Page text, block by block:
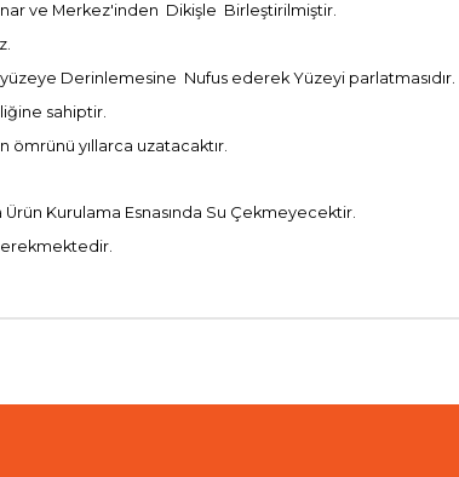
ve Merkez'inden Dikişle Birleştirilmiştir.
Derinlemesine Nufus ederek Yüzeyi parlatmasıdır.
sahiptir.
ömrünü yıllarca uzatacaktır.
Kurulama Esnasında Su Çekmeyecektir.